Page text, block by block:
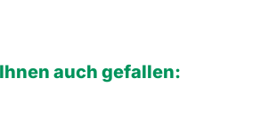
auch gefallen: